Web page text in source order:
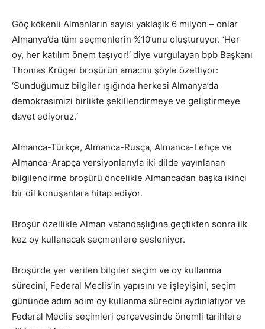
Göç kökenli Almanların sayısı yaklaşık 6 milyon – onlar
Almanya’da tüm seçmenlerin %10’unu oluşturuyor. ‘Her
oy, her katılım önem taşıyor!‘ diye vurgulayan bpb Başkanı
Thomas Krüger broşürün amacını şöyle özetliyor:
‘Sunduğumuz bilgiler ışığında herkesi Almanya’da
demokrasimizi birlikte şekillendirmeye ve geliştirmeye
davet ediyoruz.‘
Almanca-Türkçe, Almanca-Rusça, Almanca-Lehçe ve
Almanca-Arapça versiyonlarıyla iki dilde yayınlanan
bilgilendirme broşürü öncelikle Almancadan başka ikinci
bir dil konuşanlara hitap ediyor.
Broşür özellikle Alman vatandaşlığına geçtikten sonra ilk
kez oy kullanacak seçmenlere sesleniyor.
Broşürde yer verilen bilgiler seçim ve oy kullanma
sürecini, Federal Meclis’in yapısını ve işleyişini, seçim
gününde adım adım oy kullanma sürecini aydınlatıyor ve
Federal Meclis seçimleri çerçevesinde önemli tarihlere